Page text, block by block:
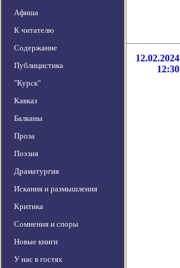
Афиша
К читателю
Содержание
Публицистика
"Курск"
Кавказ
Балканы
Проза
Поэзия
Драматургия
Искания и размышления
Критика
Сомнения и споры
Новые книги
У нас в гостях
12.02.2024
12:30